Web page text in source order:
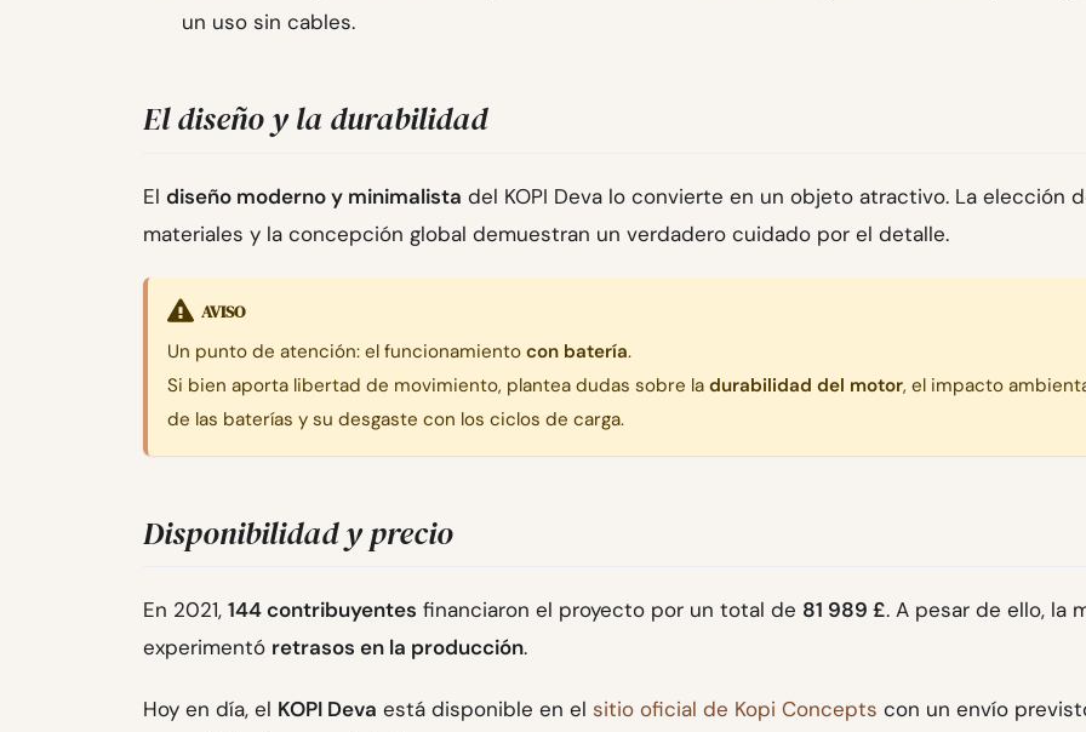
un uso sin cables.
El diseño y la durabilidad
El diseño moderno y minimalista del KOPI Deva lo convierte en un objeto atractivo. La elección
materiales y la concepción global demuestran un verdadero cuidado por el detalle.
AVISO
Un punto de atención: el funcionamiento con batería.
Si bien aporta libertad de movimiento, plantea dudas sobre la durabilidad del motor, el impacto
de las baterías y su desgaste con los ciclos de carga.
Disponibilidad y precio
En 2021, 144 contribuyentes financiaron el proyecto por un total de 81 989 £. A pesar de ello, la
experimentó retrasos en la producción.
Hoy en día, el KOPI Deva está disponible en el sitio oficial de Kopi Concepts con un envío